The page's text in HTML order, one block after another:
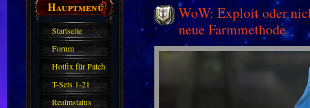
Hauptmenü
Startseite
Forum
Hotfix für Patch
11.X
T-Sets 1-21
Realmstatus
WoW: Exploit oder
neue Farmmethode